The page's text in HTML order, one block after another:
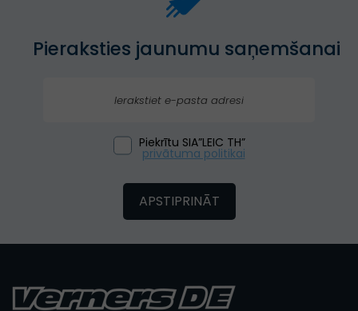
Pieraksties jaunumu saņemšanai
Piekrītu SIA”LEIC TH”
privātuma politikai
APSTIPRINĀT